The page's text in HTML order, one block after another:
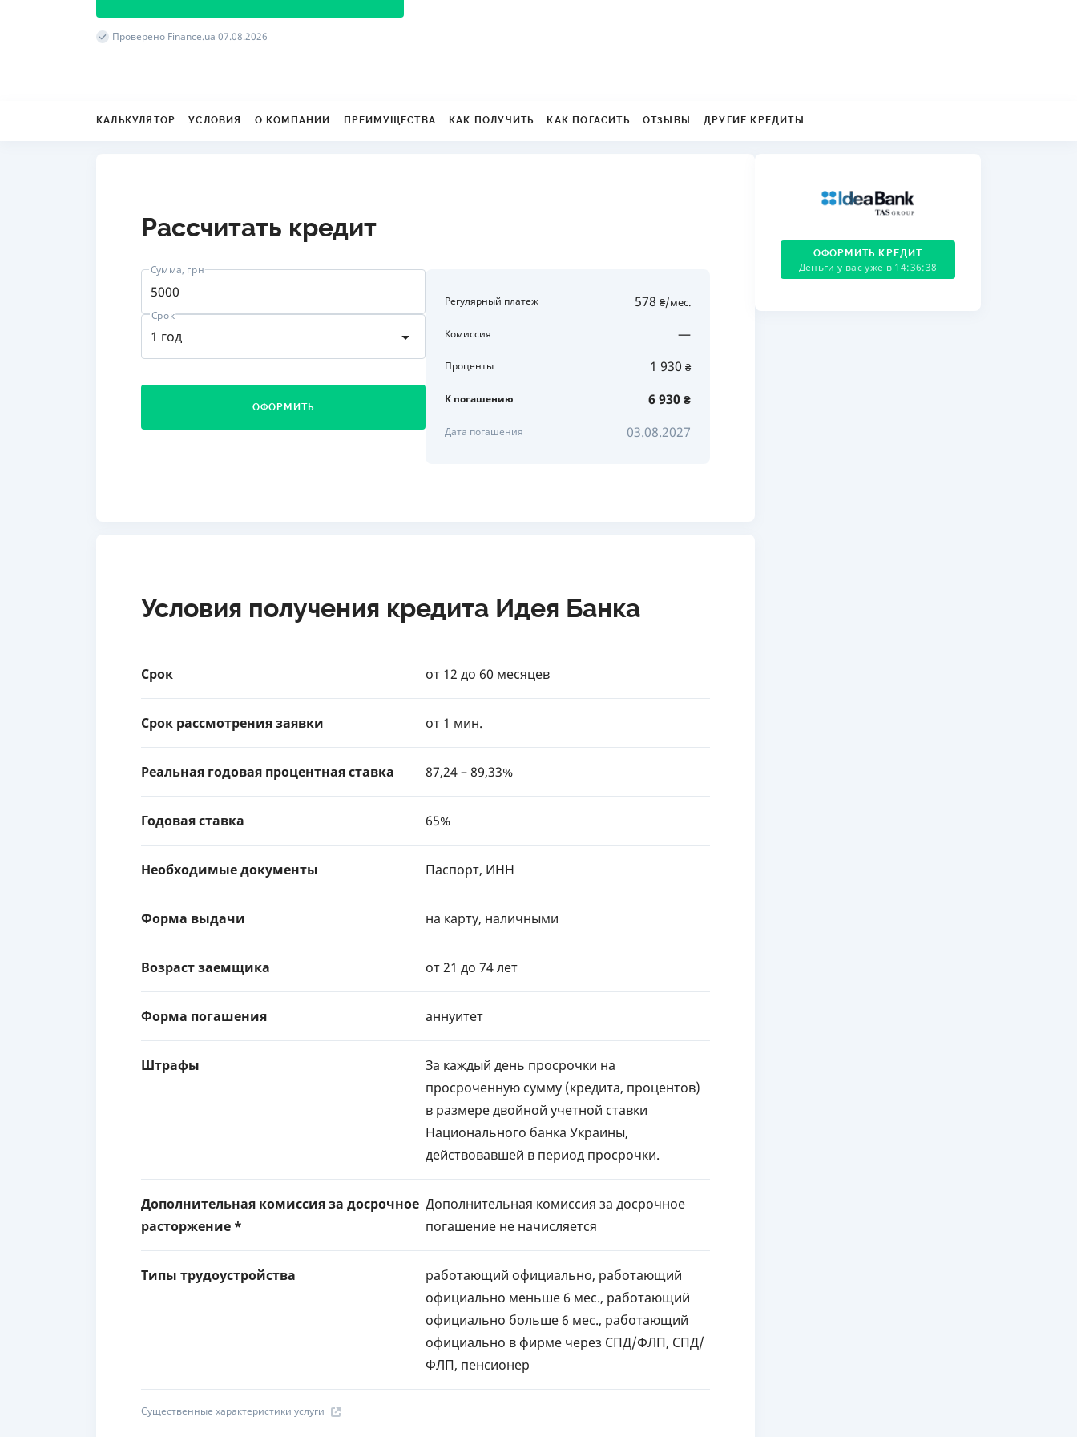
Проверено Finance.ua 07.08.2026
КАЛЬКУЛЯТОР УСЛОВИЯ О КОМПАНИИ ПРЕИМУЩЕСТВА КАК ПОЛУЧИТЬ КАК ПОГАСИТЬ ОТЗЫВЫ ДРУГИЕ КРЕДИТЫ
Рассчитать кредит
Сумма, грн
1 год
Срок
ОФОРМИТЬ
Регулярный платеж 578 ₴/мес.
Комиссия —
Проценты 1 930 ₴
К погашению 6 930 ₴
Дата погашения 03.08.2027
Условия получения кредита Идея Банка
Срок от 12 до 60 месяцев
Срок рассмотрения заявки от 1 мин.
Реальная годовая процентная ставка 87,24 – 89,33%
Годовая ставка 65%
Необходимые документы Паспорт, ИНН
Форма выдачи на карту, наличными
Возраст заемщика от 21 до 74 лет
Форма погашения аннуитет
Штрафы
За каждый день просрочки на
просроченную сумму (кредита, процентов)
в размере двойной учетной ставки
Национального банка Украины,
действовавшей в период просрочки.
Дополнительная комиссия за досрочное
расторжение *
Дополнительная комиссия за досрочное
погашение не начисляется
Типы трудоустройства
работающий официально, работающий
официально меньше 6 мес., работающий
официально больше 6 мес., работающий
официально в фирме через СПД/ФЛП, СПД/
ФЛП, пенсионер
Существенные характеристики услуги
ОФОРМИТЬ КРЕДИТ
Деньги у вас уже в 14:36:38